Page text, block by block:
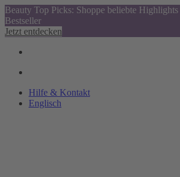
Beauty Top Picks: Shoppe beliebte
Bestseller
Jetzt entdecken
Hilfe & Kontakt
Englisch